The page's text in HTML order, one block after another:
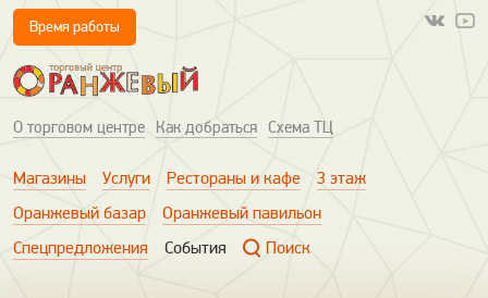
О торговом центре Как добраться Схема ТЦ
Время работы
Магазины Услуги Рестораны и кафе
3 этаж
Оранжевый базар
Оранжевый павильон
Спецпредложения
События Поиск